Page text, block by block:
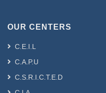
OUR CENTERS
C.E.I.L
C.A.P.U
C.S.R.I.C.T.E.D